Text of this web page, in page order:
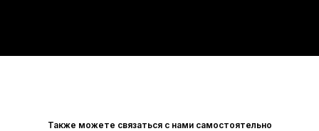
Также можете связаться с нами самостоятельно